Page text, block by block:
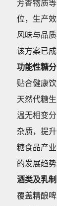
芳香物质
位，生产
风味与品
该方案已
功能性糖
贴合健康
天然代糖
温无相变
杂质，提
糖食品产
的发展趋势
酒类及乳
覆盖精酿